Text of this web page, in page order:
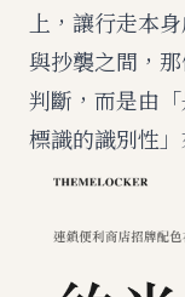
上，讓行走本
與抄襲之間，
判斷，而是由
標識的識別性」